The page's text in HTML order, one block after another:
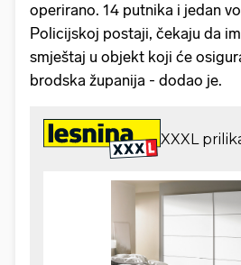
operirano. 14 putnika i jedan
Policijskoj postaji, čekaju da
smještaj u objekt koji će
brodska županija - dodao je.